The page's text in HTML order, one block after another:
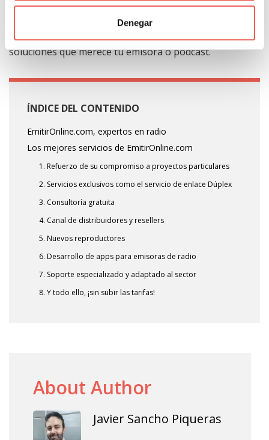
Denegar
Por ello, sea cual sea el tamaño de tu proyecto, no
soluciones que merece tu emisora o pódcast.
ÍNDICE DEL CONTENIDO
EmitirOnline.com, expertos en radio
Los mejores servicios de EmitirOnline.com
1. Refuerzo de su compromiso a proyectos particulares
2. Servicios exclusivos como el servicio de enlace Dúplex
3. Consultoría gratuita
4. Canal de distribuidores y resellers
5. Nuevos reproductores
6. Desarrollo de apps para emisoras de radio
7. Soporte especializado y adaptado al sector
8. Y todo ello, ¡sin subir las tarifas!
About Author
Javier Sancho Piqueras